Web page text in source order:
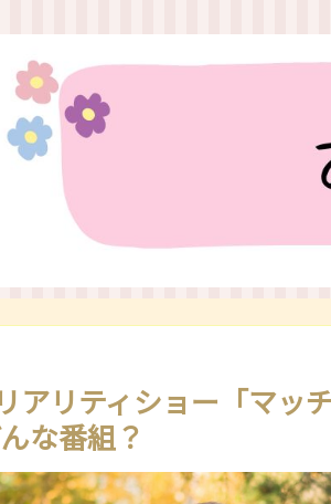
アリティショー「マッ
な番組？